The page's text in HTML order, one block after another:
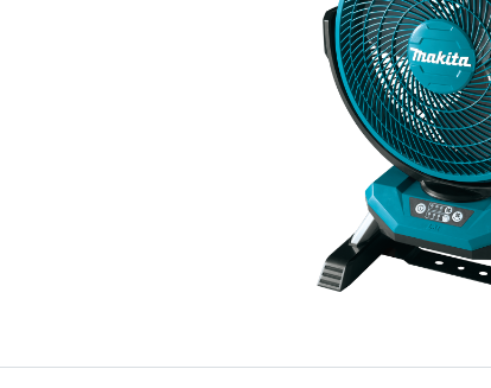
neo tools
neo
095
0 értékelés >>
megtekintéséhez,
Cikkszám: